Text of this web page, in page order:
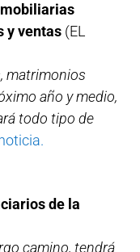
y ventas (EL
matrimonios
año y medio,
todo tipo de
de la
camino, tendrá